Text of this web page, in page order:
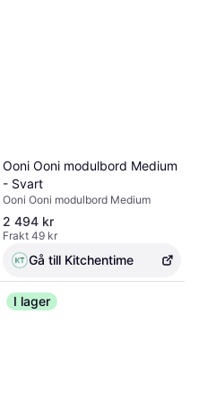
Ooni Ooni modulbord Medium
- Svart
Ooni Ooni modulbord Medium
2 494 kr
Frakt 49 kr
Gå till Kitchentime
I lager